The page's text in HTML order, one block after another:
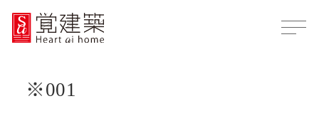
※001